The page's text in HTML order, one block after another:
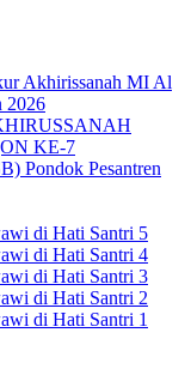
Akhirissanah MI Al
2026
KE-7
Pondok Pesantren
di Hati Santri 5
di Hati Santri 4
di Hati Santri 3
di Hati Santri 2
di Hati Santri 1